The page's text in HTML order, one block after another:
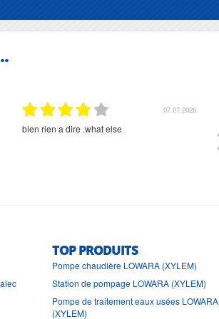
07.07.2026
bien rien a dire .what else
TOP PRODUITS
Pompe chaudière LOWARA (XYLEM)
Station de pompage LOWARA (XYLEM)
Pompe de traitement eaux usées LOWARA
(XYLEM)